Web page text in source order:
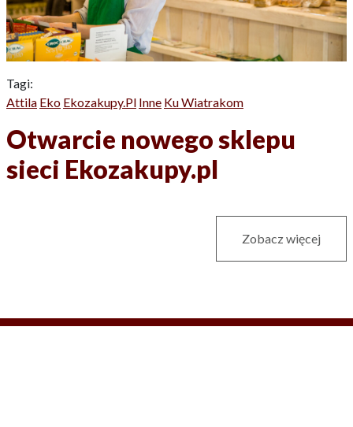
Tagi:
Attila Eko Ekozakupy.pl Inne Ku Wiatrakom
Otwarcie nowego sklepu
sieci Ekozakupy.pl
Zobacz więcej